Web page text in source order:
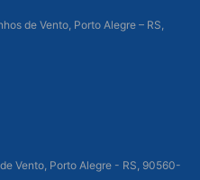
de Vento, Porto Alegre – RS,
Vento, Porto Alegre - RS, 90560-